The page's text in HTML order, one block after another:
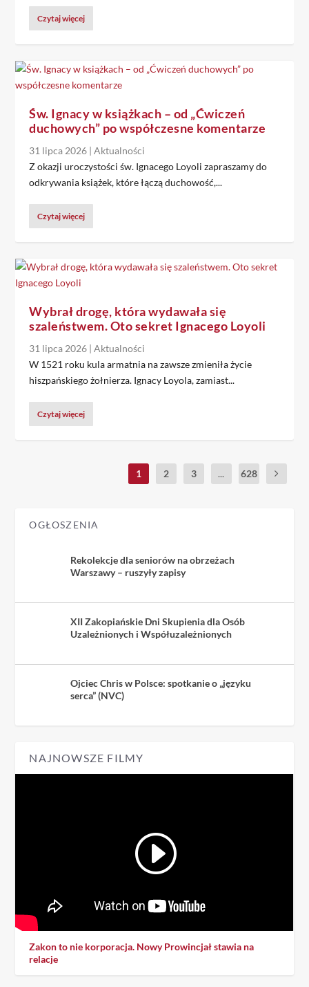
Czytaj więcej
Św. Ignacy w książkach – od „Ćwiczeń
duchowych” po współczesne komentarze
31 lipca 2026 |Aktualności
Z okazji uroczystości św. Ignacego Loyoli zapraszamy do
odkrywania książek, które łączą duchowość,...
Czytaj więcej
Wybrał drogę, która wydawała się
szaleństwem. Oto sekret Ignacego Loyoli
31 lipca 2026 |Aktualności
W 1521 roku kula armatnia na zawsze zmieniła życie
hiszpańskiego żołnierza. Ignacy Loyola, zamiast...
Czytaj więcej
1 2 3 ... 628
OGŁOSZENIA
Rekolekcje dla seniorów na obrzeżach
Warszawy – ruszyły zapisy
XII Zakopiańskie Dni Skupienia dla Osób
Uzależnionych i Współuzależnionych
Ojciec Chris w Polsce: spotkanie o „języku
serca” (NVC)
NAJNOWSZE FILMY
Zakon to nie korporacja. Nowy Prowincjał stawia na
relacje